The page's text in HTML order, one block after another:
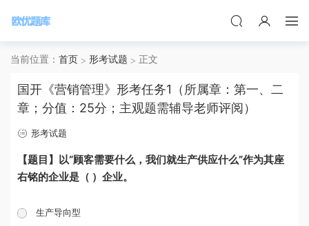
当前位置： 首页 形考试题 正文
国开《营销管理》形考任务1（所属章：第一、二
章；分值：25分；主观题需辅导老师评阅）
形考试题
【题目】以“顾客需要什么，我们就生产供应什么”作为其座
右铭的企业是（ ）企业。
生产导向型